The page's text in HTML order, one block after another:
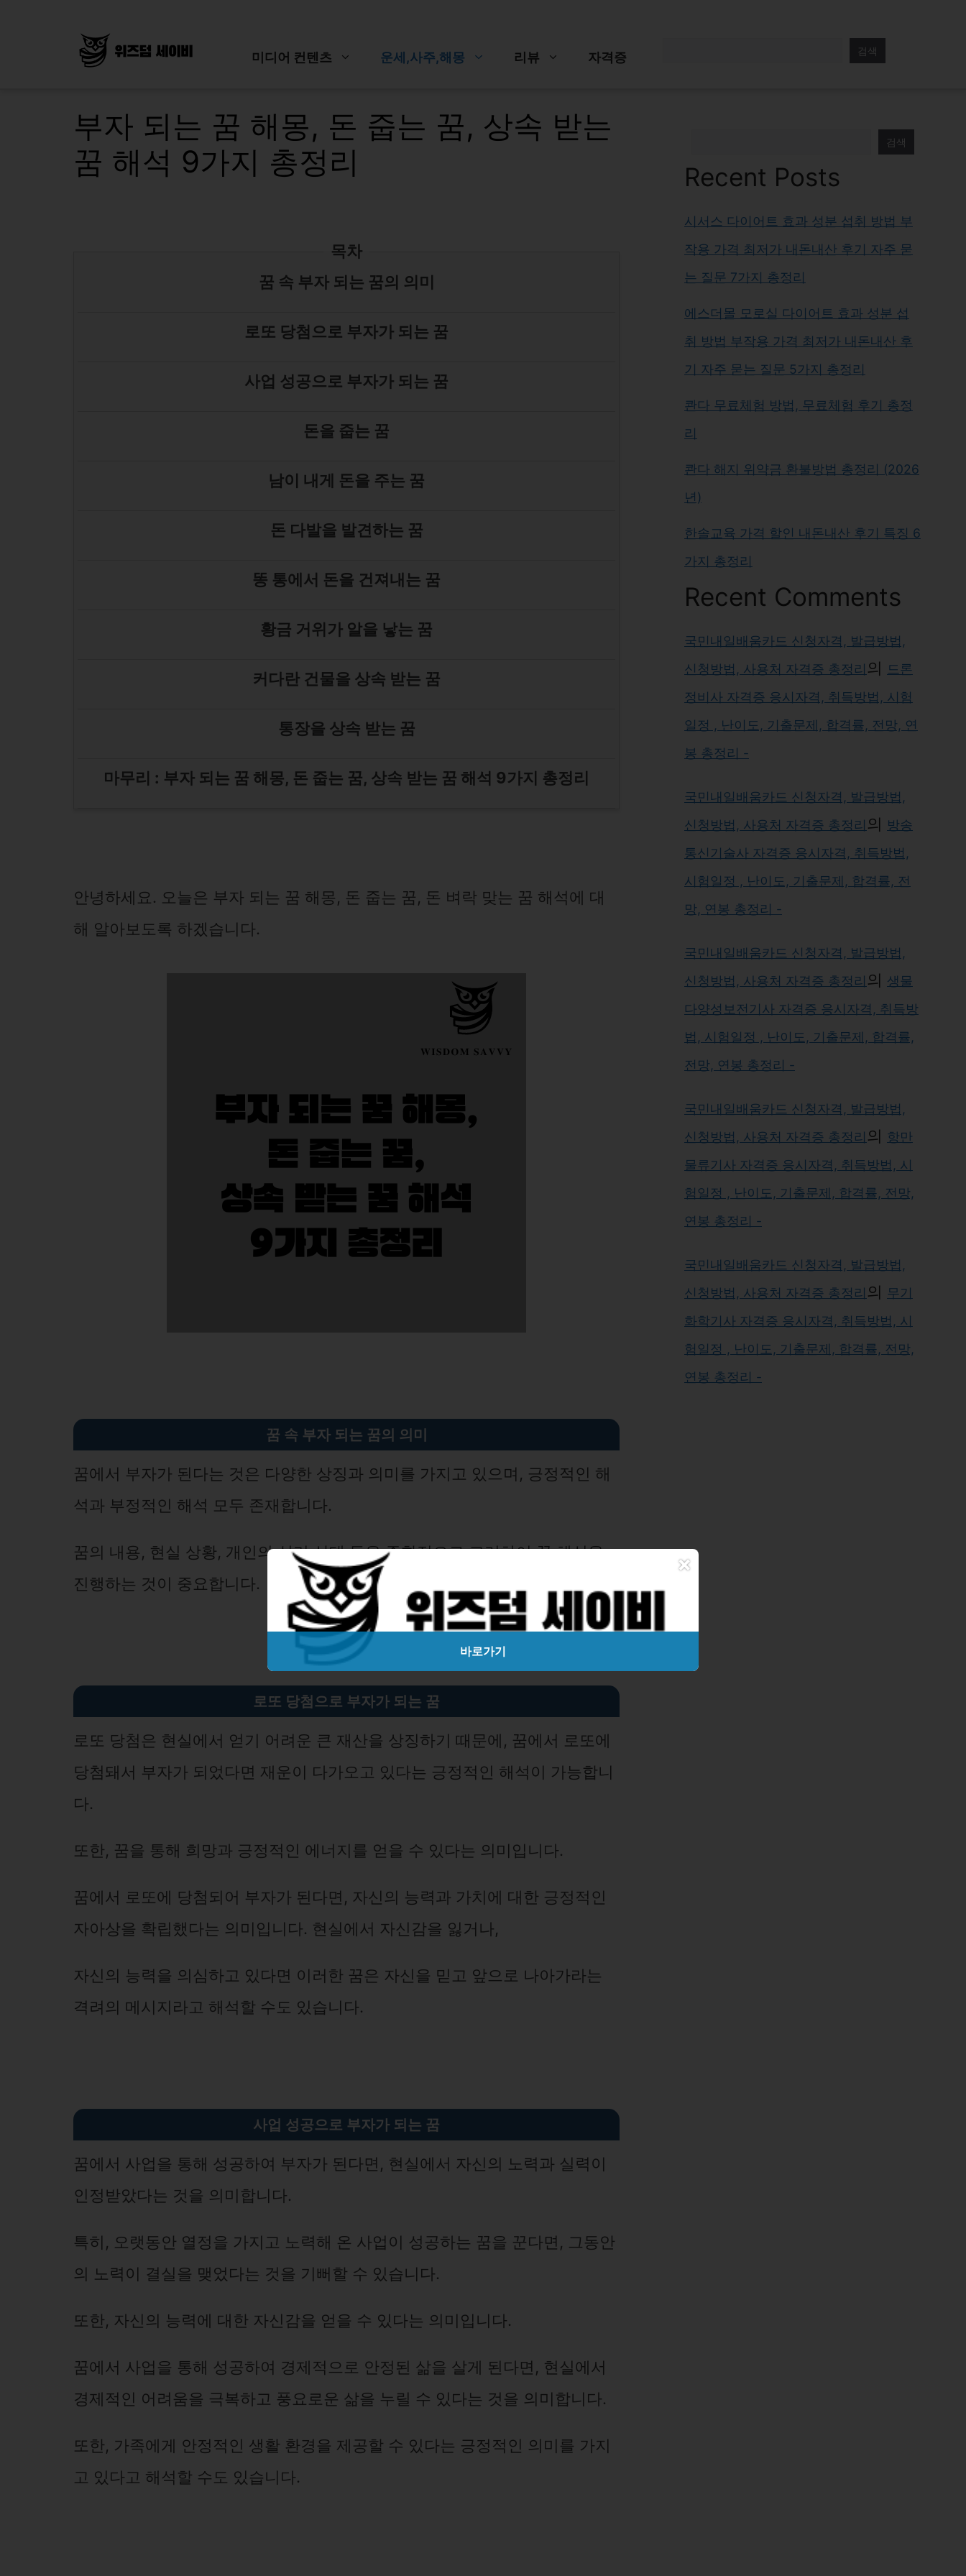
미디어 컨텐츠 운세,사주,해몽 리뷰 자격증 검색
부자 되는 꿈 해몽, 돈 줍는 꿈, 상속 받는
꿈 해석 9가지 총정리
목차
꿈 속 부자 되는 꿈의 의미
로또 당첨으로 부자가 되는 꿈
사업 성공으로 부자가 되는 꿈
돈을 줍는 꿈
남이 내게 돈을 주는 꿈
돈 다발을 발견하는 꿈
똥 통에서 돈을 건져내는 꿈
황금 거위가 알을 낳는 꿈
커다란 건물을 상속 받는 꿈
통장을 상속 받는 꿈
마무리 : 부자 되는 꿈 해몽, 돈 줍는 꿈, 상속 받는 꿈 해석 9가지 총정리
안녕하세요. 오늘은 부자 되는 꿈 해몽, 돈 줍는 꿈, 돈 벼락 맞는 꿈 해석에 대
해 알아보도록 하겠습니다.
꿈 속 부자 되는 꿈의 의미
꿈에서 부자가 된다는 것은 다양한 상징과 의미를 가지고 있으며, 긍정적인 해
석과 부정적인 해석 모두 존재합니다.
꿈의 내용, 현실 상황, 개인의 심리 상태 등을 종합적으로 고려하여 꿈 해석을
진행하는 것이 중요합니다.
로또 당첨으로 부자가 되는 꿈
로또 당첨은 현실에서 얻기 어려운 큰 재산을 상징하기 때문에, 꿈에서 로또에
당첨돼서 부자가 되었다면 재운이 다가오고 있다는 긍정적인 해석이 가능합니
다.
또한, 꿈을 통해 희망과 긍정적인 에너지를 얻을 수 있다는 의미입니다.
꿈에서 로또에 당첨되어 부자가 된다면, 자신의 능력과 가치에 대한 긍정적인
자아상을 확립했다는 의미입니다. 현실에서 자신감을 잃거나,
자신의 능력을 의심하고 있다면 이러한 꿈은 자신을 믿고 앞으로 나아가라는
격려의 메시지라고 해석할 수도 있습니다.
사업 성공으로 부자가 되는 꿈
꿈에서 사업을 통해 성공하여 부자가 된다면, 현실에서 자신의 노력과 실력이
인정받았다는 것을 의미합니다.
특히, 오랫동안 열정을 가지고 노력해 온 사업이 성공하는 꿈을 꾼다면, 그동안
의 노력이 결실을 맺었다는 것을 기뻐할 수 있습니다.
또한, 자신의 능력에 대한 자신감을 얻을 수 있다는 의미입니다.
꿈에서 사업을 통해 성공하여 경제적으로 안정된 삶을 살게 된다면, 현실에서
경제적인 어려움을 극복하고 풍요로운 삶을 누릴 수 있다는 것을 의미합니다.
또한, 가족에게 안정적인 생활 환경을 제공할 수 있다는 긍정적인 의미를 가지
고 있다고 해석할 수도 있습니다.
검색
Recent Posts
시서스 다이어트 효과 성분 섭취 방법 부
작용 가격 최저가 내돈내산 후기 자주 묻
는 질문 7가지 총정리
에스더몰 모로실 다이어트 효과 성분 섭
취 방법 부작용 가격 최저가 내돈내산 후
기 자주 묻는 질문 5가지 총정리
콴다 무료체험 방법, 무료체험 후기 총정
리
콴다 해지 위약금 환불방법 총정리 (2026
년)
한솔교육 가격 할인 내돈내산 후기 특징 6
가지 총정리
Recent Comments
국민내일배움카드 신청자격, 발급방법,
신청방법, 사용처 자격증 총정리 의 드론
정비사 자격증 응시자격, 취득방법, 시험
일정 , 난이도, 기출문제, 합격률, 전망, 연
봉 총정리 -
국민내일배움카드 신청자격, 발급방법,
신청방법, 사용처 자격증 총정리 의 방송
통신기술사 자격증 응시자격, 취득방법,
시험일정 , 난이도, 기출문제, 합격률, 전
망, 연봉 총정리 -
국민내일배움카드 신청자격, 발급방법,
신청방법, 사용처 자격증 총정리 의 생물
다양성보전기사 자격증 응시자격, 취득방
법, 시험일정 , 난이도, 기출문제, 합격률,
전망, 연봉 총정리 -
국민내일배움카드 신청자격, 발급방법,
신청방법, 사용처 자격증 총정리 의 항만
물류기사 자격증 응시자격, 취득방법, 시
험일정 , 난이도, 기출문제, 합격률, 전망,
연봉 총정리 -
국민내일배움카드 신청자격, 발급방법,
신청방법, 사용처 자격증 총정리 의 무기
화학기사 자격증 응시자격, 취득방법, 시
험일정 , 난이도, 기출문제, 합격률, 전망,
연봉 총정리 -
×
바로가기